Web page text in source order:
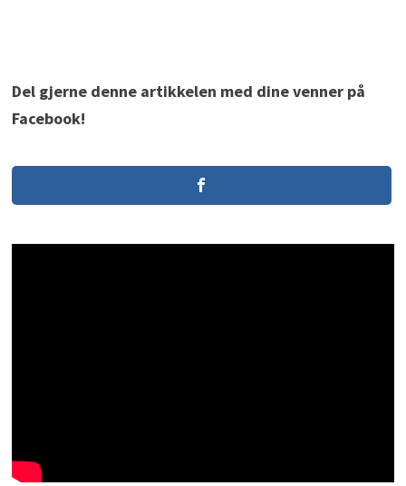
Del gjerne denne artikkelen med dine venner på
Facebook!